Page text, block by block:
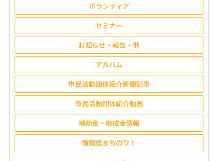
ボランティア
セミナー
お知らせ・報告・他
アルバム
市民活動団体紹介新聞記事
市民活動団体紹介動画
補助金・助成金情報
情報誌まちのワ！